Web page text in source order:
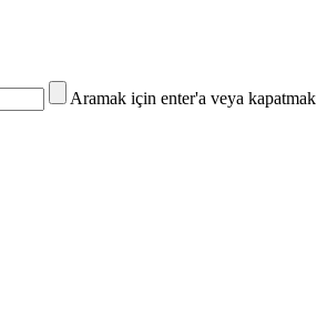
Aramak için enter'a veya kapatmak